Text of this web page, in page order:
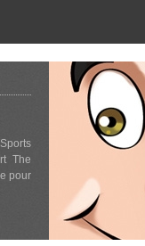
The
pour